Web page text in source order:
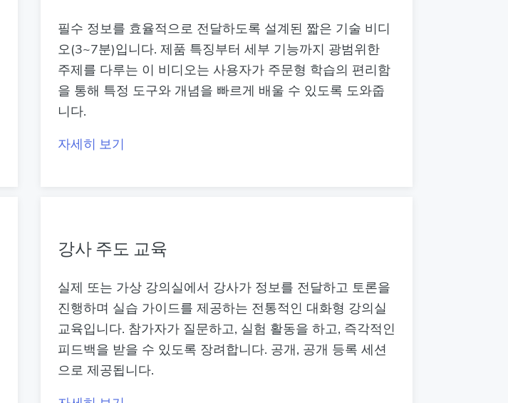
필수 정보를 효율적으로 전달하도록 설계된 짧은 기술 비디
오(3~7분)입니다. 제품 특징부터 세부 기능까지 광범위한
주제를 다루는 이 비디오는 사용자가 주문형 학습의 편리함
을 통해 특정 도구와 개념을 빠르게 배울 수 있도록 도와줍
니다.
자세히 보기
강사 주도 교육
실제 또는 가상 강의실에서 강사가 정보를 전달하고 토론을
진행하며 실습 가이드를 제공하는 전통적인 대화형 강의실
교육입니다. 참가자가 질문하고, 실험 활동을 하고, 즉각적인
피드백을 받을 수 있도록 장려합니다. 공개, 공개 등록 세션
으로 제공됩니다.